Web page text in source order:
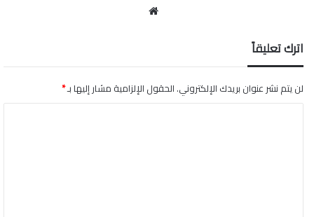
اترك تعليقاً
لن يتم نشر عنوان بريدك الإلكتروني. الحقول الإلزامية مشار إليها بـ*